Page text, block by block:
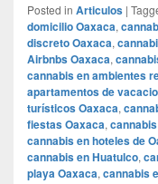
Posted in Articulos |
domicilio Oaxaca,
discreto Oaxaca,
Airbnbs Oaxaca,
cannabis en ambientes
apartamentos de
turísticos Oaxaca,
fiestas Oaxaca,
cannabis en hoteles de
cannabis en Huatulco,
playa Oaxaca, cannabis